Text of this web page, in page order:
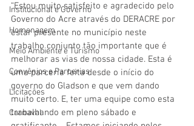
Institucional e Governo
Homenagem
Meio Ambiente e Turismo
Convênios e Parcerias
Licitações
Carnaval
“Estou muito satisfeito e agradecido pelo
Governo do Acre através do DERACRE por
estar presente no município neste
trabalho conjunto tão importante que é
melhorar as vias de nossa cidade. Esta é
uma parceria feita desde o início do
governo do Gladson e que vem dando
muito certo. E, ter uma equipe como esta
trabalhando em pleno sábado e